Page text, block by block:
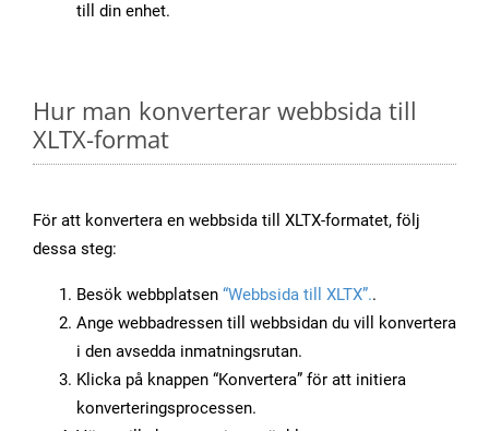
till din enhet.
Hur man konverterar webbsida till
XLTX-format
För att konvertera en webbsida till XLTX-formatet, följ
dessa steg:
Besök webbplatsen “Webbsida till XLTX”..
Ange webbadressen till webbsidan du vill konvertera
i den avsedda inmatningsrutan.
Klicka på knappen “Konvertera” för att initiera
konverteringsprocessen.